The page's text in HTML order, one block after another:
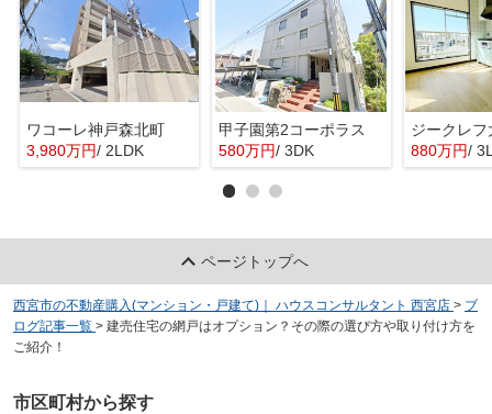
ワコーレ神戸森北町
3,980万円/ 2LDK
甲子園第2コーポラス
580万円/ 3DK
ジークレ
880万円/
ページトップへ
西宮市の不動産購入(マンション・戸建て)｜ ハウスコンサルタント 西宮店 > ブ
ログ記事一覧 > 建売住宅の網戸はオプション？その際の選び方や取り付け方を
ご紹介！
市区町村から探す